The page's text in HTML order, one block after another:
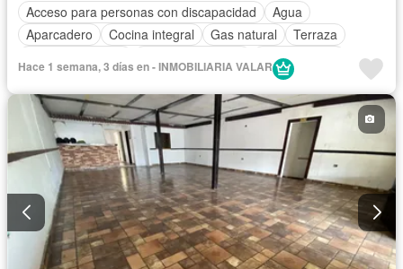
Acceso para personas con discapacidad
Agua
Aparcadero
Cocina integral Gas natural
Terraza
Permite niños
Hace 1 semana, 3 días en - INMOBILIARIA VALAR